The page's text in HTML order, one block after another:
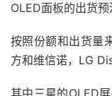
OLED面板的出货预
按照份额和出货量
方和维信诺，LG
其中三星的OLED